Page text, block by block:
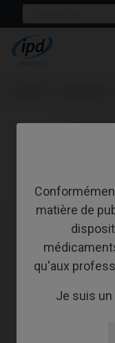
matière de
qu'aux
Je suis
                      Scanbodies